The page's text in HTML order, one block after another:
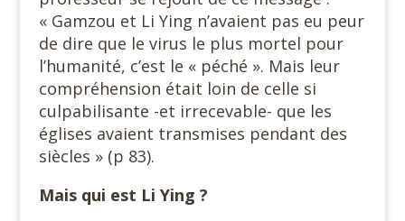
« Gamzou et Li Ying n’avaient pas eu peur
de dire que le virus le plus mortel pour
l’humanité, c’est le « péché ». Mais leur
compréhension était loin de celle si
culpabilisante -et irrecevable- que les
églises avaient transmises pendant des
siècles » (p 83).
Mais qui est Li Ying ?